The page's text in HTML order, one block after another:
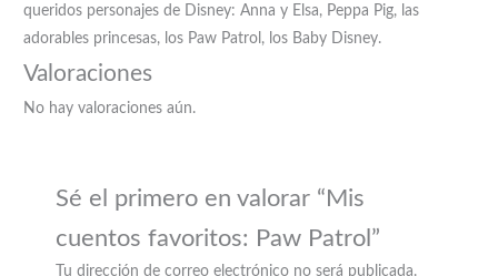
queridos personajes de Disney: Anna y Elsa, Peppa Pig, las
adorables princesas, los Paw Patrol, los Baby Disney.
Valoraciones
No hay valoraciones aún.
Sé el primero en valorar “Mis
cuentos favoritos: Paw Patrol”
Tu dirección de correo electrónico no será publicada.